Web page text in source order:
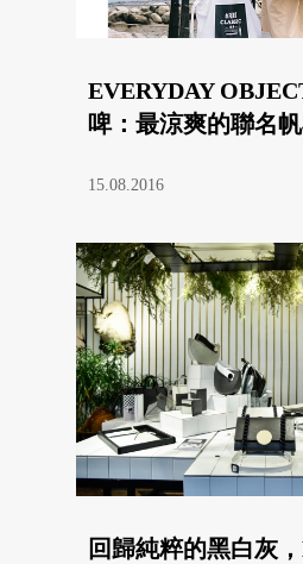
EVERYDAY
啤：最涼爽的聯名
15.08.2016
回歸純粹的黑白灰